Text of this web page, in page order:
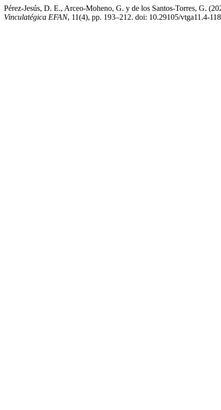
Pérez-Jesús, D. E., Arceo-Moheno, G. y de los Santos-Torres, G.
Vinculatégica EFAN, 11(4), pp. 193–212. doi: 10.29105/vtga11.4-